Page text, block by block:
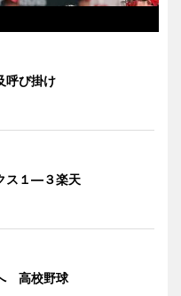
呼び掛け
ス１―３楽天
高校野球